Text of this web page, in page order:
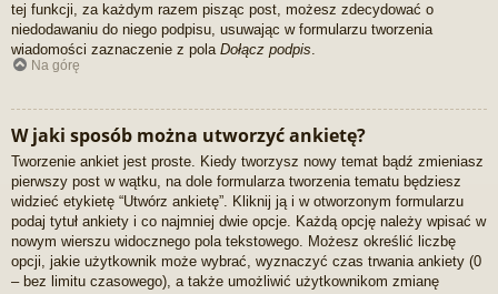
tej funkcji, za każdym razem pisząc post, możesz zdecydować o
niedodawaniu do niego podpisu, usuwając w formularzu tworzenia
wiadomości zaznaczenie z pola Dołącz podpis.
Na górę
W jaki sposób można utworzyć ankietę?
Tworzenie ankiet jest proste. Kiedy tworzysz nowy temat bądź zmieniasz
pierwszy post w wątku, na dole formularza tworzenia tematu będziesz
widzieć etykietę “Utwórz ankietę”. Kliknij ją i w otworzonym formularzu
podaj tytuł ankiety i co najmniej dwie opcje. Każdą opcję należy wpisać w
nowym wierszu widocznego pola tekstowego. Możesz określić liczbę
opcji, jakie użytkownik może wybrać, wyznaczyć czas trwania ankiety (0
– bez limitu czasowego), a także umożliwić użytkownikom zmianę